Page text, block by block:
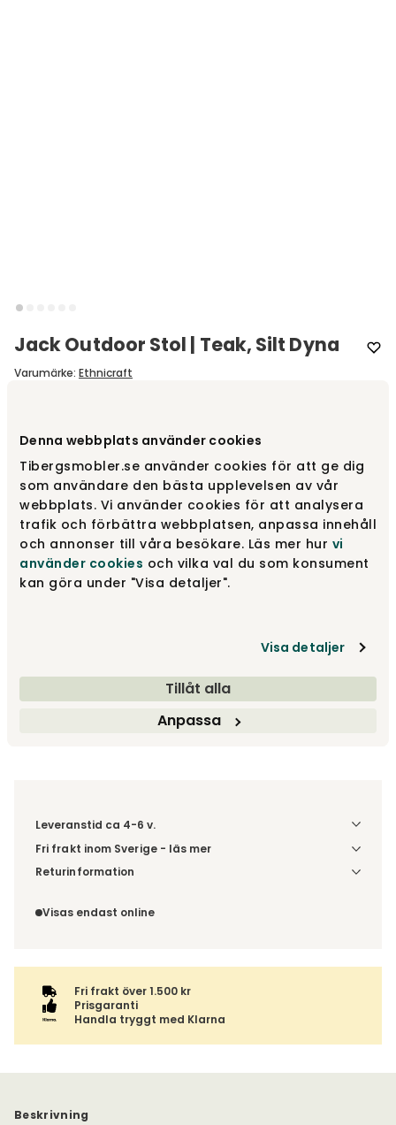
Denna webbplats använder cookies
Tibergsmobler.se använder cookies för att ge dig
som användare den bästa upplevelsen av vår
webbplats. Vi använder cookies för att analysera
trafik och förbättra webbplatsen, anpassa innehåll
och annonser till våra besökare. Läs mer hur vi
använder cookies och vilka val du som konsument
kan göra under "Visa detaljer".
Visa detaljer
Tillåt alla
Anpassa
Jack Outdoor Stol | Teak, Silt Dyna
Varumärke: Ethnicraft
Sits med dyna 10 958 kr
Sits i snöre 10 089 kr
Lägg i varukorg
Fri frakt över 1.500 kr
Leveranstid ca 4-6 v.
Fri frakt inom Sverige - läs mer
Denna vara skickas till din port/tomtgräns. Innan leverans
ordern tillsammans.
Returinformation
inte av ångerrätten.
Visas endast online
Fri frakt över 1.500 kr
Prisgaranti
Handla tryggt med Klarna
Beskrivning